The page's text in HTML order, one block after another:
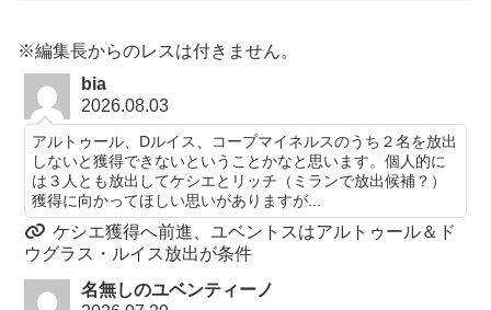
※編集長からのレスは付きません。
bia
2026.08.03
アルトゥール、Dルイス、コープマイネルスのうち２名を放出
しないと獲得できないということかなと思います。個人的に
は３人とも放出してケシエとリッチ（ミランで放出候補？）
獲得に向かってほしい思いがありますが...
ケシエ獲得へ前進、ユベントスはアルトゥール＆ド
ウグラス・ルイス放出が条件
名無しのユベンティーノ